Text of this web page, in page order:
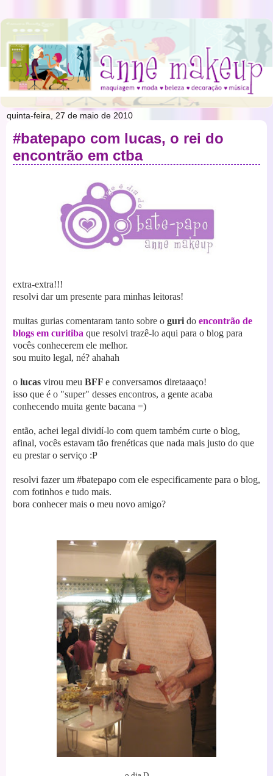
quinta-feira, 27 de maio de 2010
#batepapo com lucas, o rei do
encontrão em ctba
extra-extra!!!
resolvi dar um presente para minhas leitoras!
muitas gurias comentaram tanto sobre o guri do encontrão de
blogs em curitiba que resolvi trazê-lo aqui para o blog para
vocês conhecerem ele melhor.
sou muito legal, né? ahahah
o lucas virou meu BFF e conversamos diretaaaço!
isso que é o "super" desses encontros, a gente acaba
conhecendo muita gente bacana =)
então, achei legal dividí-lo com quem também curte o blog,
afinal, vocês estavam tão frenéticas que nada mais justo do que
eu prestar o serviço :P
resolvi fazer um #batepapo com ele especificamente para o blog,
com fotinhos e tudo mais.
bora conhecer mais o meu novo amigo?